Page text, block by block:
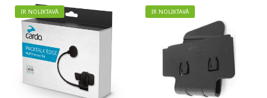
IR NOLIKTAVĀ IR NOLIKTAVĀ